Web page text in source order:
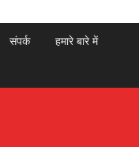
संपर्क
हमारे बारे में